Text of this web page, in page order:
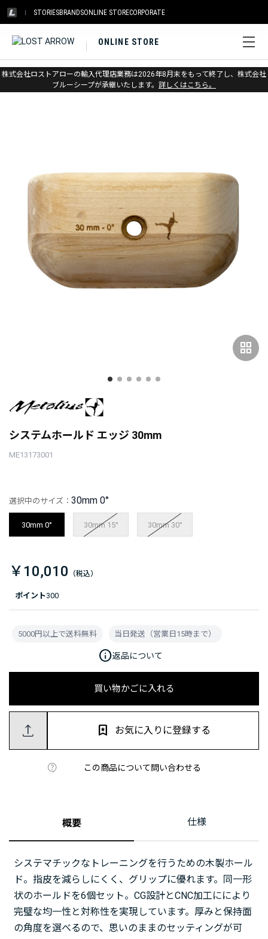
STORIESBRANDSONLINE STORECORPORATE
ONLINE STORE
株式会社ロストアローの輸入代理店業務は2026年8月末をもって終了し、株式会社
ブルーシープが承継いたします。 詳しくはこちら。
ホーム > メトリウス > トレーニング&ホールド
grid_view
システムホールド エッジ 30mm
ME13173001
ポイント300
選択中のサイズ： 30mm 0°
30mm 0° 30mm 15° 30mm 30°
￥10,010
買い物かごに入れる
この商品について問い合わせる
お気に入りに登録する
5000円以上で送料無料 当日発送（営業日15時まで）
info返品について
概要 仕様
システマチックなトレーニングを行うための木製ホール
ド。指皮を減らしにくく、グリップに優れます。同一形
状のホールドを6個セット。CG設計とCNC加工ににより
完璧な均一性と対称性を実現しています。厚みと保持面
の角度を選べるので、思いのままのセッティングが可